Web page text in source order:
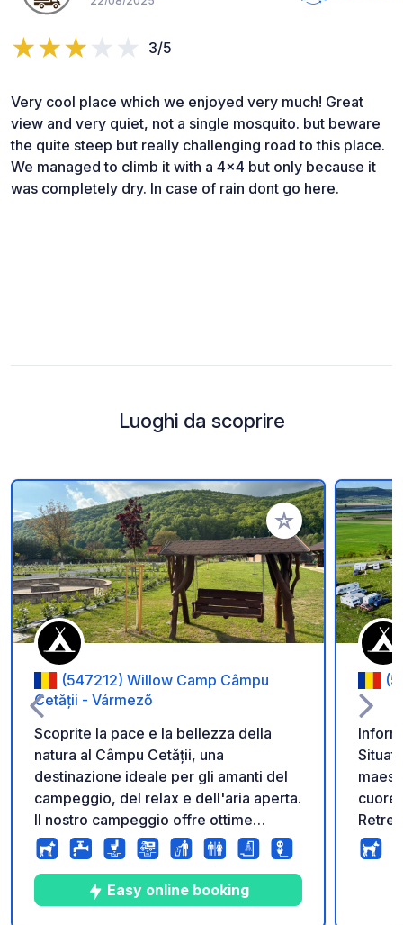
3/5
Very cool place which we enjoyed very much! Great
view and very quiet, not a single mosquito. but beware
the quite steep but really challenging road to this place.
We managed to climb it with a 4x4 but only because it
was completely dry. In case of rain dont go here.
Luoghi da scoprire
Aggiungi ai tuoi
(547212) Willow Camp Câmpu
Cetății - Vármező
Scoprite la pace e la bellezza della
natura al Câmpu Cetății, una
destinazione ideale per gli amanti del
campeggio, del relax e dell'aria aperta.
Il nostro campeggio offre ottime
condizioni sia per roulotte e camper,
sia per tende, in una cornice naturale
speciale. Che siate alla ricerca di una
fuga per il fine settimana o di un
Easy online booking
cuore